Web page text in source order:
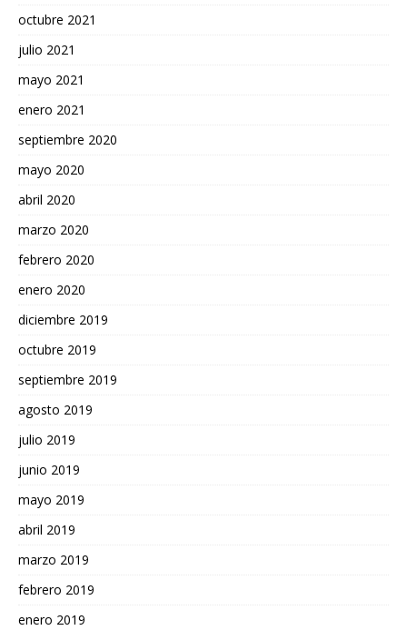
octubre 2021
julio 2021
mayo 2021
enero 2021
septiembre 2020
mayo 2020
abril 2020
marzo 2020
febrero 2020
enero 2020
diciembre 2019
octubre 2019
septiembre 2019
agosto 2019
julio 2019
junio 2019
mayo 2019
abril 2019
marzo 2019
febrero 2019
enero 2019